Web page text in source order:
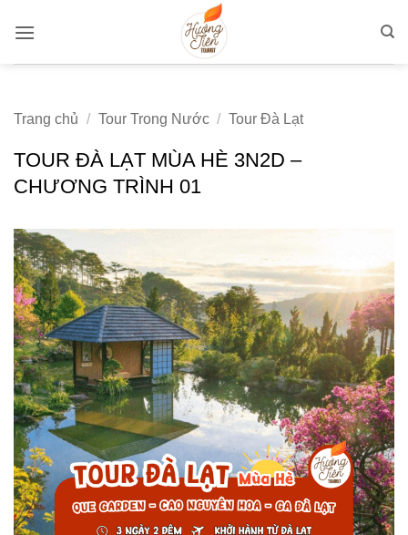
qua
Trang chủ / Tour Trong Nước / Tour Đà Lạt
TOUR ĐÀ LẠT MÙA HÈ 3N2D –
CHƯƠNG TRÌNH 01